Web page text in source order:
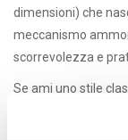
dimensioni) che
meccanismo
scorrevolezza e
Se ami uno stile